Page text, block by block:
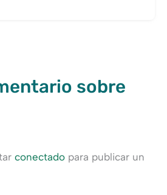
sobre
conectado para publicar un